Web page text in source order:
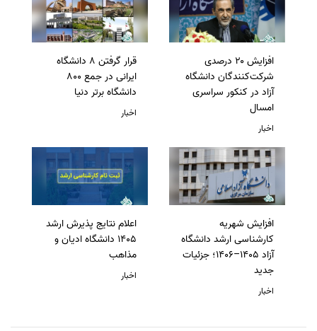
افزایش ۲۰ درصدی
شرکت‌کنندگان دانشگاه
آزاد در کنکور سراسری
امسال
اخبار
قرار گرفتن 8 دانشگاه
ایرانی در جمع 800
دانشگاه برتر دنیا
اخبار
افزایش شهریه
کارشناسی ارشد دانشگاه
آزاد 1405–1406؛ جزئیات
جدید
اخبار
اعلام نتایج پذیرش ارشد
1405 دانشگاه ادیان و
مذاهب
اخبار